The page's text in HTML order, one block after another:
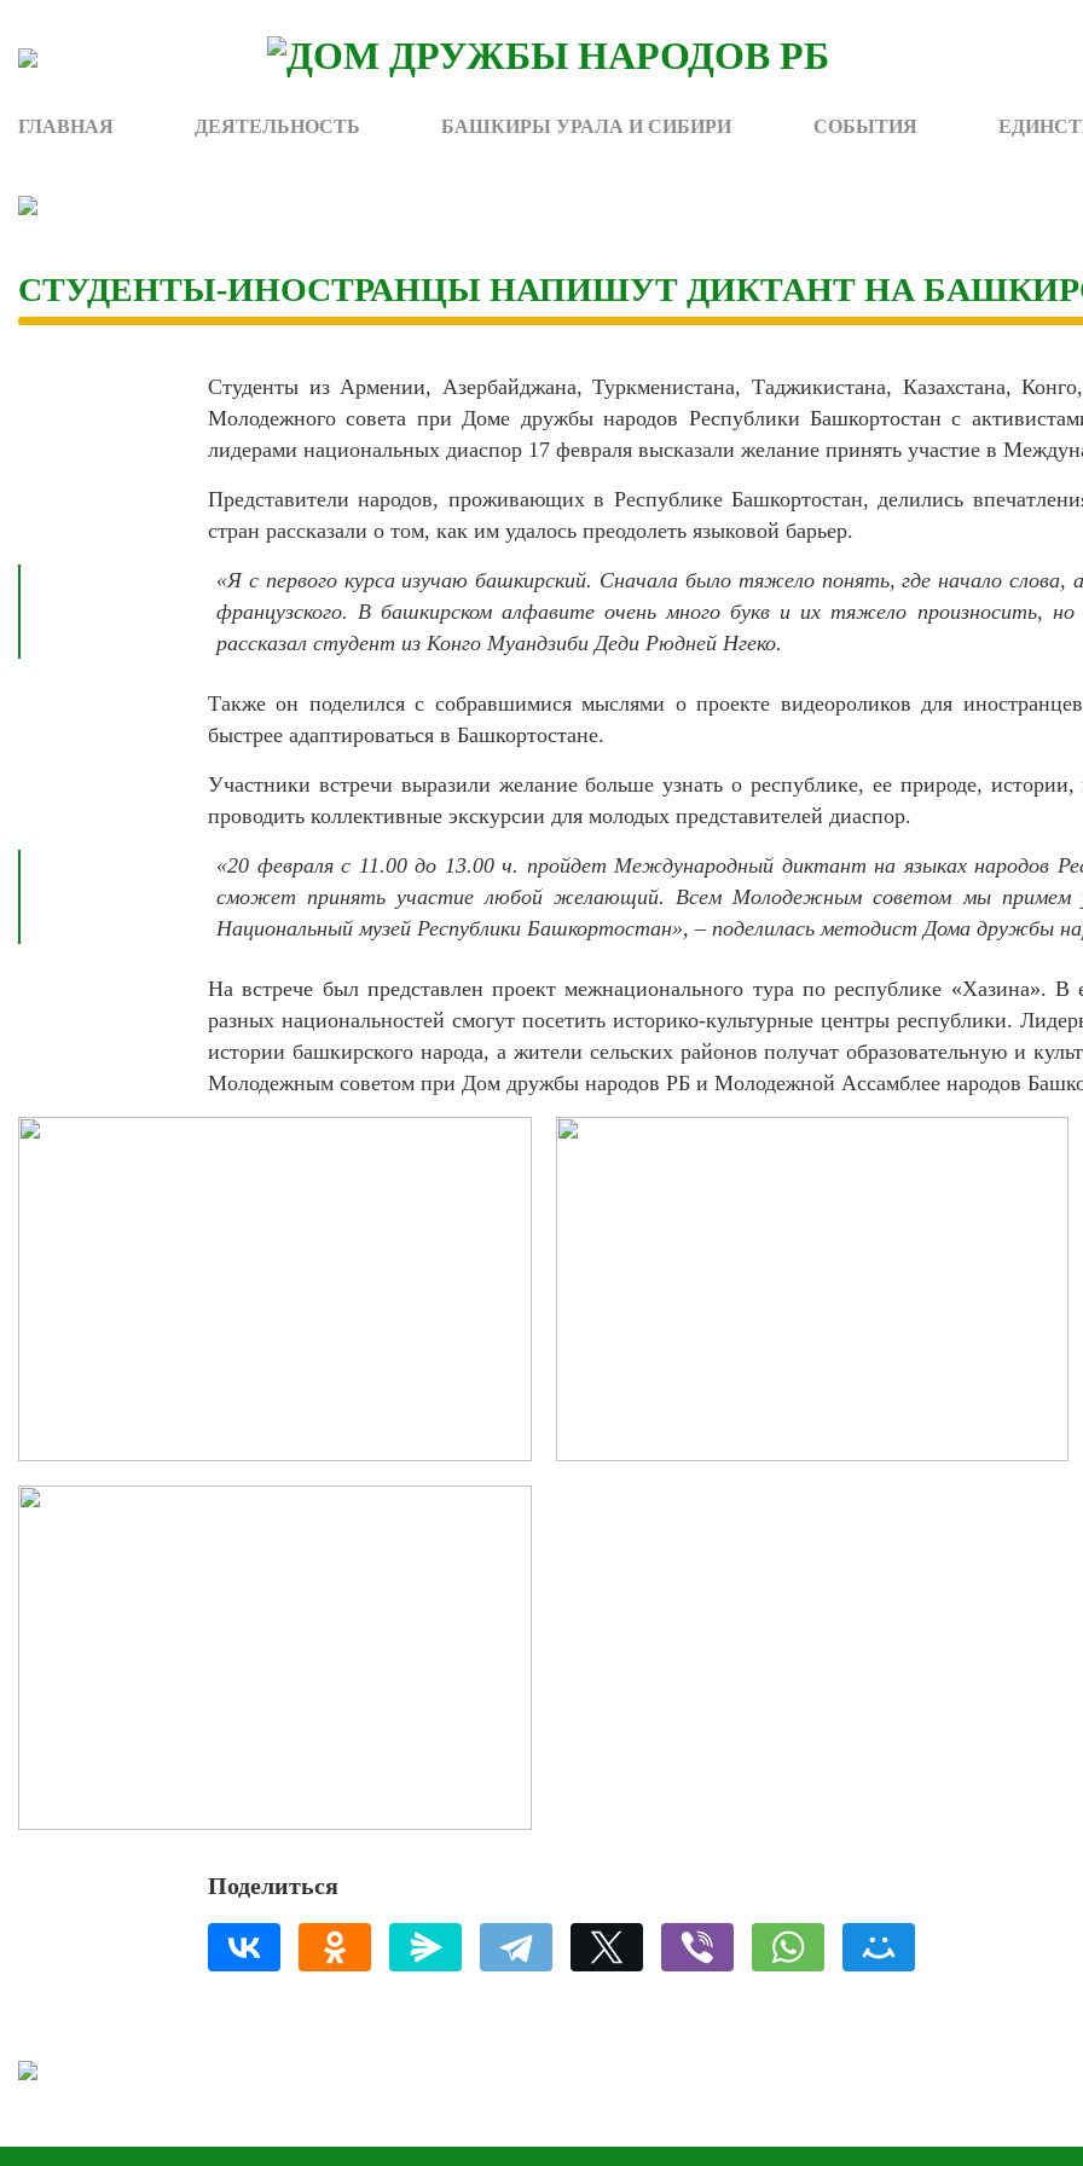
content
ГЛАВНАЯ ДЕЯТЕЛЬНОСТЬ БАШКИРЫ УРАЛА И СИБИРИ СОБЫТИЯ
СТУДЕНТЫ-ИНОСТРАНЦЫ НАПИШУТ ДИКТАНТ НА
Студенты из Армении, Азербайджана, Туркменистана, Таджикистана, Казахстана,
Молодежного совета при Доме дружбы народов Республики Башкортостан с
лидерами национальных диаспор 17 февраля высказали желание принять участие в
Представители народов, проживающих в Республике Башкортостан, делились
стран рассказали о том, как им удалось преодолеть языковой барьер.
«Я с первого курса изучаю башкирский. Сначала было тяжело понять, где начало слова,
французского. В башкирском алфавите очень много букв и их тяжело произносить,
рассказал студент из Конго Муандзиби Деди Рюдней Нгеко.
Также он поделился с собравшимися мыслями о проекте видеороликов для
быстрее адаптироваться в Башкортостане.
Участники встречи выразили желание больше узнать о республике, ее природе,
проводить коллективные экскурсии для молодых представителей диаспор.
«20 февраля с 11.00 до 13.00 ч. пройдет Международный диктант на языках народов
сможет принять участие любой желающий. Всем Молодежным советом мы примем
Национальный музей Республики Башкортостан», – поделилась методист Дома дружбы
На встрече был представлен проект межнационального тура по республике «Хазина». В
разных национальностей смогут посетить историко-культурные центры республики.
истории башкирского народа, а жители сельских районов получат образовательную и
Молодежным советом при Дом дружбы народов РБ и Молодежной Ассамблее народов
Поделиться